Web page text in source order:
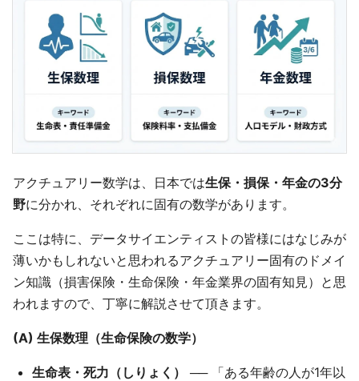
アクチュアリー数学は、日本では生保・損保・年金の3分
野に分かれ、それぞれに固有の数学があります。
ここは特に、データサイエンティストの皆様にはなじみが
薄いかもしれないと思われるアクチュアリー固有のドメイ
ン知識（損害保険・生命保険・年金業界の固有知見）と思
われますので、丁寧に解説させて頂きます。
(A) 生保数理（生命保険の数学）
生命表・死力（しりょく）
── 「ある年齢の人が1年以